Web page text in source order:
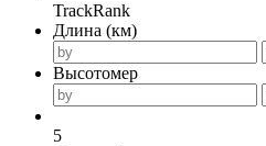
TrackRank
Длина (км)
Высотомер
5